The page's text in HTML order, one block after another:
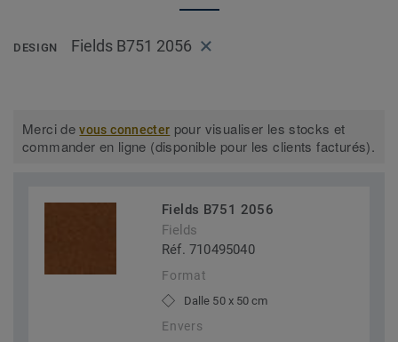
DESIGN Fields B751 2056
Merci devous connecter pour visualiser les stocks et
commander en ligne (disponible pour les clients facturés).
Fields B751 2056
Fields
Réf. 710495040
Format
Dalle 50 x 50 cm
Envers